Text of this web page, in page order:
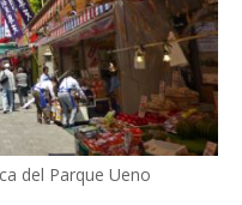
del Parque Ueno